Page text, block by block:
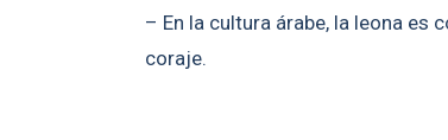
– En la cultura árabe, la leona es
coraje.